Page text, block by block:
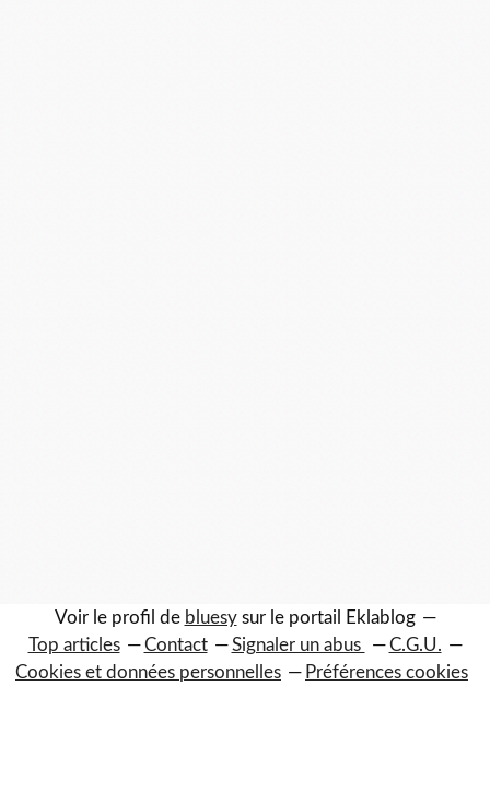
Voir le profil de bluesysur le portail Eklablog
Top articles
Contact Signaler un abus
C.G.U.
Cookies et données personnelles
Préférences cookies